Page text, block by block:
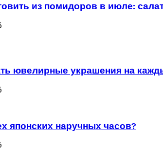
из помидоров в июле:
ювелирные украшения на
японских наручных часов?